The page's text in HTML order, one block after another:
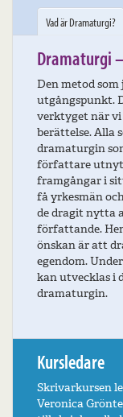
Vad är Dramaturgi?
Dramaturgi
Den metod
utgångspunkt.
verktyget när
berättelse. Alla
dramaturgin
författare
framgångar i
få yrkesmän
de dragit nytta
författande.
önskan är att
egendom.
kan utvecklas i
dramaturgin.
Kursledare
Skrivarkursen
Veronica